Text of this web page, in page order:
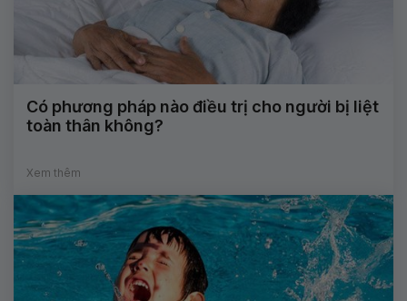
Có phương pháp nào điều trị cho người bị liệt
toàn thân không?
Xem thêm